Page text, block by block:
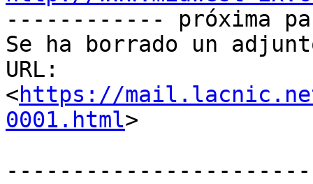
------------ próxima
Se ha borrado un
URL:
<https://mail.lacnic.net/
0001.html>